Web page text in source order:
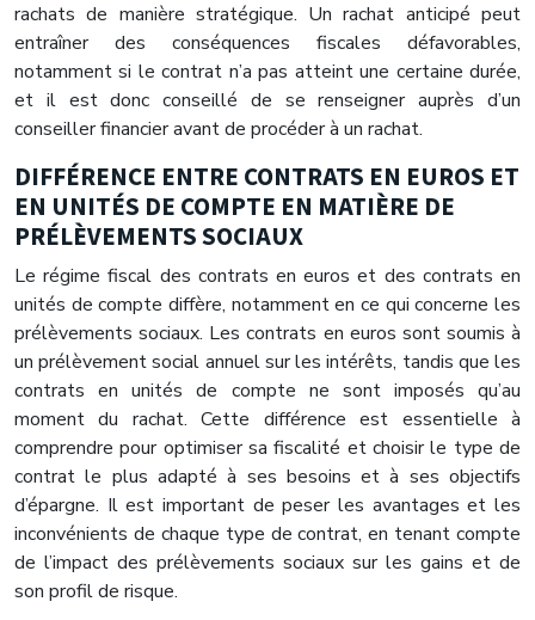
rachats de manière stratégique. Un rachat anticipé peut
entraîner des conséquences fiscales défavorables,
notamment si le contrat n’a pas atteint une certaine durée,
et il est donc conseillé de se renseigner auprès d’un
conseiller financier avant de procéder à un rachat.
DIFFÉRENCE ENTRE CONTRATS EN EUROS ET
EN UNITÉS DE COMPTE EN MATIÈRE DE
PRÉLÈVEMENTS SOCIAUX
Le régime fiscal des contrats en euros et des contrats en
unités de compte diffère, notamment en ce qui concerne les
prélèvements sociaux. Les contrats en euros sont soumis à
un prélèvement social annuel sur les intérêts, tandis que les
contrats en unités de compte ne sont imposés qu’au
moment du rachat. Cette différence est essentielle à
comprendre pour optimiser sa fiscalité et choisir le type de
contrat le plus adapté à ses besoins et à ses objectifs
d’épargne. Il est important de peser les avantages et les
inconvénients de chaque type de contrat, en tenant compte
de l’impact des prélèvements sociaux sur les gains et de
son profil de risque.